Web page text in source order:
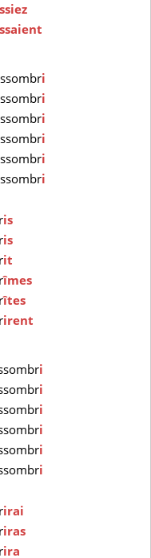
i
i
i
i
i
i
is
is
it
îmes
îtes
irent
i
i
i
i
i
i
irai
iras
ira